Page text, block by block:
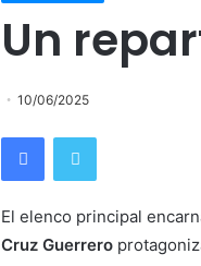
Un
10/06/2025
FacebookTwitter
El elenco principal
Cruz Guerrero